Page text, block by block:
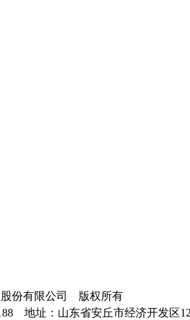
股份有限公司 版权所有
地址：山东省安丘市经济开发区